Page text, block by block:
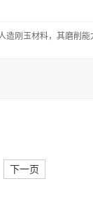
造刚玉材料，其磨削能
下一页